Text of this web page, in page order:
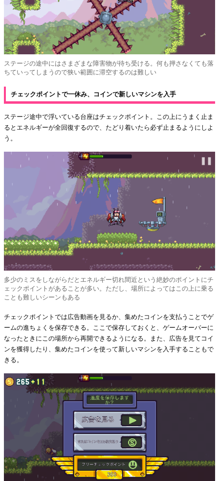
ステージの途中にはさまざまな障害物が待ち受ける。何も押さなくても落
ちていってしまうので狭い範囲に滞空するのは難しい
チェックポイントで一休み、コインで新しいマシンを入手
ステージ途中で浮いている台座はチェックポイント。この上にうまく止ま
るとエネルギーが全回復するので、たどり着いたら必ず止まるようにしよ
う。
多少のミスをしながらだとエネルギー切れ間近という絶妙のポイントにチ
ェックポイントがあることが多い。ただし、場所によってはこの上に乗る
ことも難しいシーンもある
チェックポイントでは広告動画を見るか、集めたコインを支払うことでゲ
ームの進ちょくを保存できる。ここで保存しておくと、ゲームオーバーに
なったときにこの場所から再開できるようになる。また、広告を見てコイ
ンを獲得したり、集めたコインを使って新しいマシンを入手することもで
きる。